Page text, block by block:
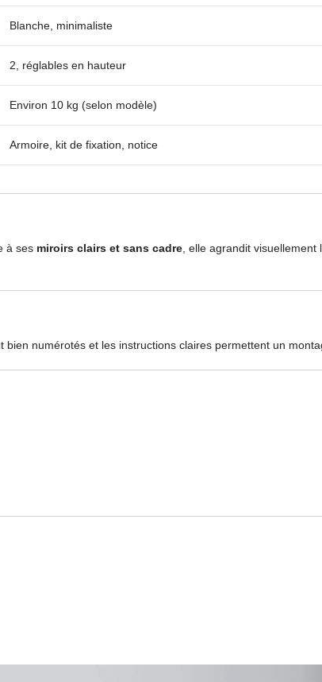
Blanche, minimaliste
2, réglables en hauteur
Environ 10 kg (selon modèle)
Armoire, kit de fixation, notice
à ses miroirs clairs et sans cadre , elle agrandit
numérotés et les instructions claires permettent un